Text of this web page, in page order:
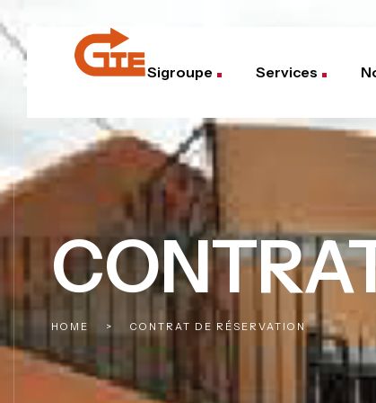
Sigroupe Services
HOME > CONTRAT DE RÉSERVATION